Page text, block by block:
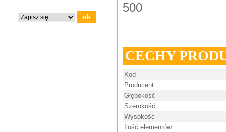
500
CECHY
Kod
Producent
Głębokość
Szerokość
Wysokość
Ilość elementów